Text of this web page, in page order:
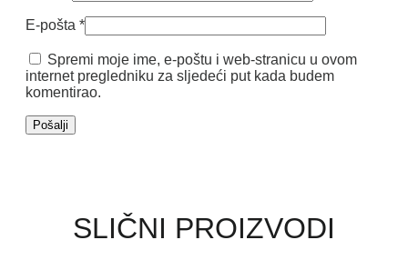
E-pošta *
Spremi moje ime, e-poštu i web-stranicu u ovom
internet pregledniku za sljedeći put kada budem
komentirao.
SLIČNI PROIZVODI